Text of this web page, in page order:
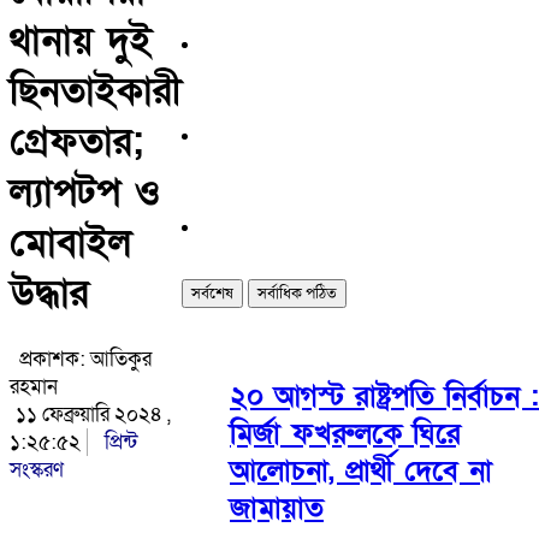
থানায় দুই
ছিনতাইকারী
গ্রেফতার;
ল্যাপটপ ও
মোবাইল
উদ্ধার
প্রকাশক: আতিকুর
রহমান
১১ ফেব্রুয়ারি ২০২৪ ,
১:২৫:৫২
প্রিন্ট
সংস্করণ
সর্বশেষ সর্বাধিক পঠিত
২০ আগস্ট রাষ্ট্রপতি নির্বাচন :
মির্জা ফখরুলকে ঘিরে
আলোচনা, প্রার্থী দেবে না
জামায়াত